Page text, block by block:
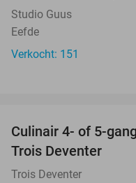
Studio Guus
Eefde
Verkocht: 151
Culinair 4- of 5-
Trois Deventer
Trois Deventer